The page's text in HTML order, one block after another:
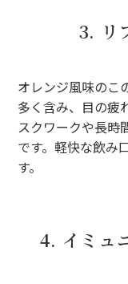
3. リ
オレンジ風味のこ
多く含み、目の疲
スクワークや長時
です。軽快な飲み
す。
4. イミュ